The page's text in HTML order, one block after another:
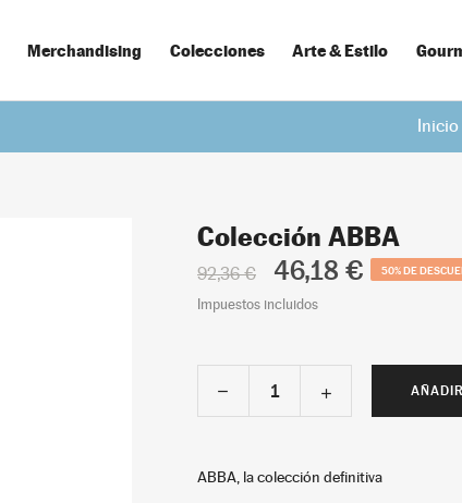
Merchandising Colecciones Arte & Estilo
Inicio
Colección ABBA
92,36 € 46,18 € 50% DE
Impuestos incluidos
ABBA, la colección definitiva